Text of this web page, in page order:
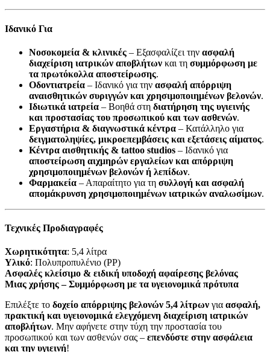
Ιδανικό Για
Νοσοκομεία & κλινικές – Εξασφαλίζει την ασφαλή
διαχείριση ιατρικών αποβλήτων και τη συμμόρφωση με
τα πρωτόκολλα αποστείρωσης.
Οδοντιατρεία – Ιδανικό για την ασφαλή απόρριψη
αναισθητικών συριγγών και χρησιμοποιημένων βελονών.
Ιδιωτικά ιατρεία – Βοηθά στη διατήρηση της υγιεινής
και προστασίας του προσωπικού και των ασθενών.
Εργαστήρια & διαγνωστικά κέντρα – Κατάλληλο για
δειγματοληψίες, μικροεπεμβάσεις και εξετάσεις αίματος.
Κέντρα αισθητικής & tattoo studios – Ιδανικό για
αποστείρωση αιχμηρών εργαλείων και απόρριψη
χρησιμοποιημένων βελονών ή λεπίδων.
Φαρμακεία – Απαραίτητο για τη συλλογή και ασφαλή
απομάκρυνση χρησιμοποιημένων ιατρικών αναλωσίμων.
Τεχνικές Προδιαγραφές
Χωρητικότητα: 5,4 λίτρα
Υλικό: Πολυπροπυλένιο (PP)
Ασφαλές κλείσιμο & ειδική υποδοχή αφαίρεσης βελόνας
Μιας χρήσης – Συμμόρφωση με τα υγειονομικά πρότυπα
Επιλέξτε το δοχείο απόρριψης βελονών 5,4 λίτρων για ασφαλή,
πρακτική και υγειονομικά ελεγχόμενη διαχείριση ιατρικών
αποβλήτων. Μην αφήνετε στην τύχη την προστασία του
προσωπικού και των ασθενών σας – επενδύστε στην ασφάλεια
και την υγιεινή!